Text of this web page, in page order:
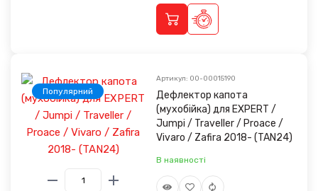
Популярний
Артикул: 00-00015190
Дефлектор капота
(мухобійка) для EXPERT /
Jumpi / Traveller / Proace /
Vivaro / Zafira 2018- (TAN24)
В наявності